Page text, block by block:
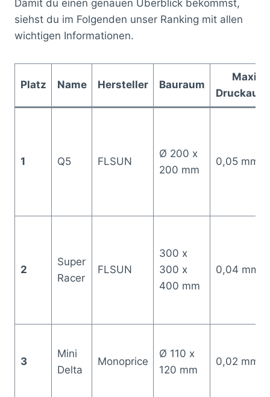
Damit du einen genauen Überblick bekommst,
siehst du im Folgenden unser Ranking mit allen
wichtigen Informationen.
Platz Name Hersteller Bauraum
1 Q5 FLSUN
Ø 200 x
200 mm
0,05 mm
2
Super
Racer
FLSUN
300 x
300 x
400 mm
0,04 mm
3
Mini
Delta
Monoprice
Ø 110 x
120 mm
0,02 mm